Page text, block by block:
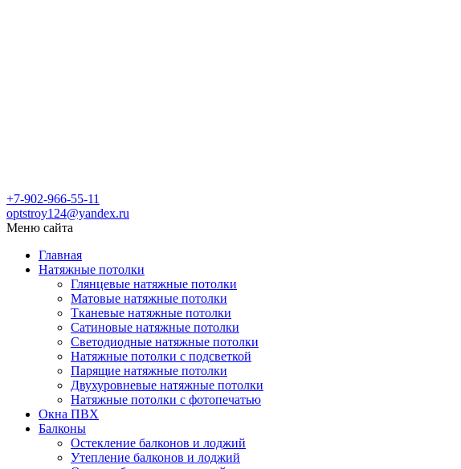
+7-902-966-55-11
optstroy124@yandex.ru
Меню сайта
Главная
Натяжные потолки
Глянцевые натяжные потолки
Матовые натяжные потолки
Тканевые натяжные потолки
Сатиновые натяжные потолки
Светодиодные натяжные потолки
Натяжные потолки с подсветкой
Парящие натяжные потолки
Двухуровневые натяжные потолки
Натяжные потолки с фотопечатью
Окна ПВХ
Балконы
Остекление балконов и лоджий
Утепление балконов и лоджий